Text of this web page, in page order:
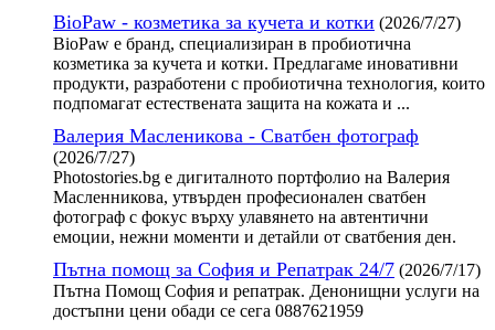
BioPaw - козметика за кучета и котки (2026/7/27)
BioPaw е бранд, специализиран в пробиотична
козметика за кучета и котки. Предлагаме иновативни
продукти, разработени с пробиотична технология, които
подпомагат естествената защита на кожата и ...
Валерия Масленикова - Сватбен фотограф
(2026/7/27)
Photostories.bg е дигиталното портфолио на Валерия
Масленникова, утвърден професионален сватбен
фотограф с фокус върху улавянето на автентични
емоции, нежни моменти и детайли от сватбения ден.
Пътна помощ за София и Репатрак 24/7 (2026/7/17)
Пътна Помощ София и репатрак. Денонищни услуги на
достъпни цени обади се сега 0887621959